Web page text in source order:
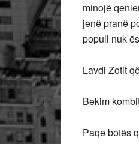
minojë
jenë pranë
popull nuk
Lavdi Zotit
Bekim
Paqe botës